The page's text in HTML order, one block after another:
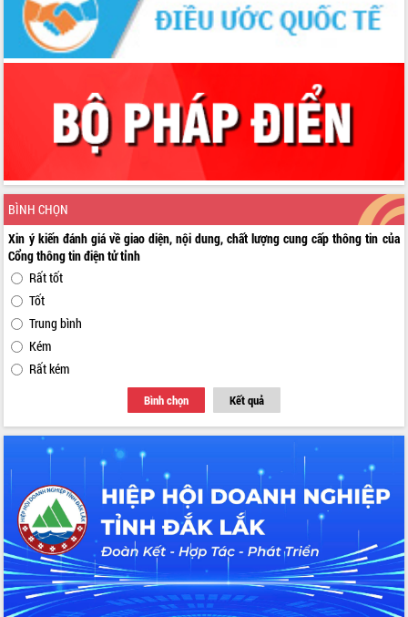
BÌNH CHỌN
Xin ý kiến đánh giá về giao diện, nội dung, chất lượng cung cấp thông tin của
Cổng thông tin điện tử tỉnh
Rất tốt
Tốt
Trung bình
Kém
Rất kém
Bình chọn Kết quả